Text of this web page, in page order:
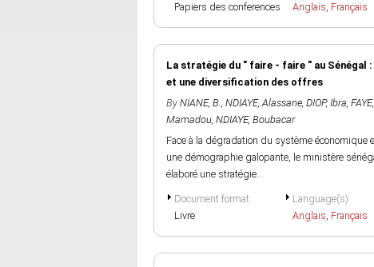
Papiers des conferences
Anglais, Français
La stratégie du " faire - faire " au
et une diversification des offres
By NIANE, B., NDIAYE, Alassane, DIOP, Ibra,
Mamadou, NDIAYE, Boubacar
Face à la dégradation du système
une démographie galopante, le ministère
élaboré une stratégie...
Document format
Livre
Language(s)
Anglais, Français